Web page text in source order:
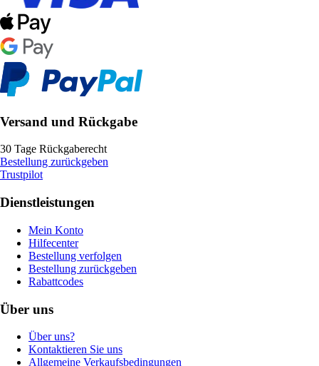
Versand und Rückgabe
30 Tage Rückgaberecht
Bestellung zurückgeben
Trustpilot
Dienstleistungen
Mein Konto
Hilfecenter
Bestellung verfolgen
Bestellung zurückgeben
Rabattcodes
Über uns
Über uns?
Kontaktieren Sie uns
Allgemeine Verkaufsbedingungen